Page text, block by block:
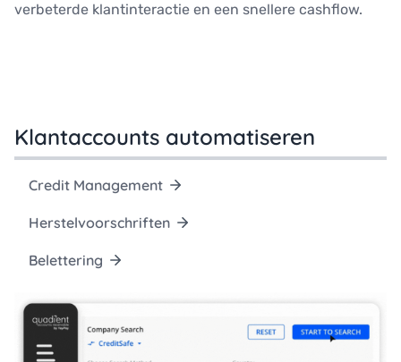
verbeterde klantinteractie en een snellere cashflow.
Klantaccounts automatiseren
Credit Management
Herstelvoorschriften
Belettering